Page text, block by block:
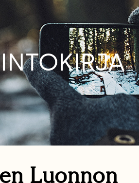
Luonnon